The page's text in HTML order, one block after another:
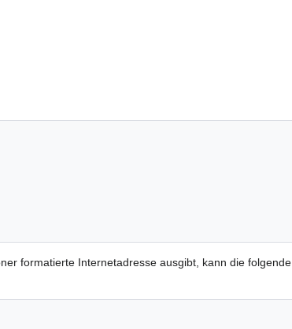
formatierte Internetadresse ausgibt, kann die folgende